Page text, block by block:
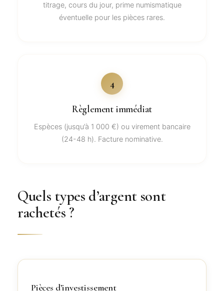
titrage, cours du jour, prime numismatique
éventuelle pour les pièces rares.
4
Règlement immédiat
Espèces (jusqu’à 1 000 €) ou virement bancaire
(24-48 h). Facture nominative.
Quels types d’argent sont
rachetés ?
Pièces d’investissement